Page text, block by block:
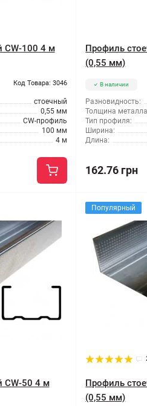
CW-100 4 м
Код Товара: 3046
стоечный
0,55 мм
CW-профиль
100 мм
4 м
Профиль
(0,55 мм)
В наличии
Разновидность:
Толщина
Тип профиля:
Ширина:
Длина:
162.76 грн
CW-50 4 м
Популярный
Профиль
(0,55 мм)